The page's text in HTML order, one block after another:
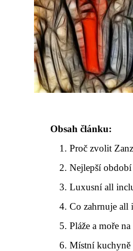
Obsah článku:
Proč zvolit
Nejlepší
Luxusní all
Co zahrnuje all
Pláže a moře
Místní kuchyně